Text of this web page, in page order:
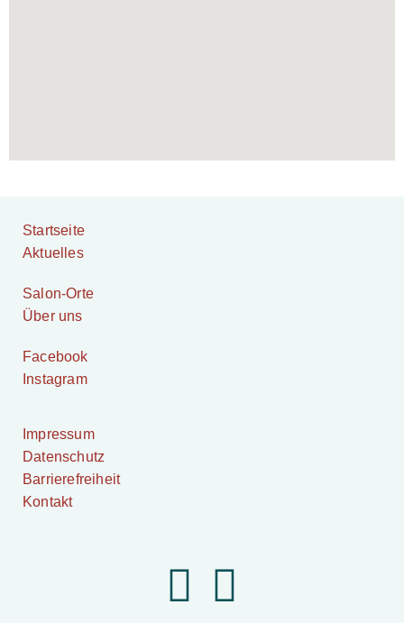
Startseite
Aktuelles
Salon-Orte
Über uns
Facebook
Instagram
Impressum
Datenschutz
Barrierefreiheit
Kontakt